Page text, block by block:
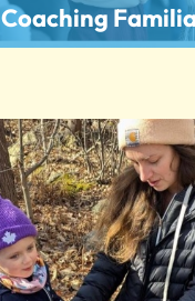
Coaching